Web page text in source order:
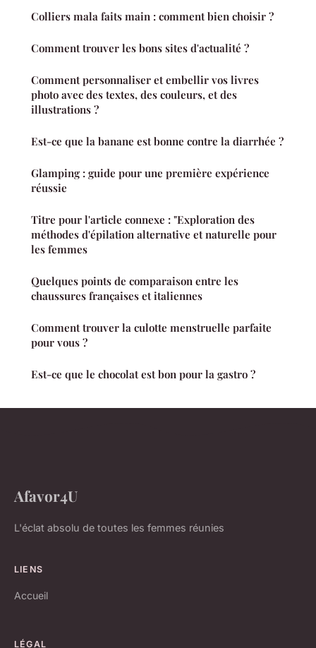
Colliers mala faits main : comment bien choisir ?
Comment trouver les bons sites d'actualité ?
Comment personnaliser et embellir vos livres
photo avec des textes, des couleurs, et des
illustrations ?
Est-ce que la banane est bonne contre la diarrhée ?
Glamping : guide pour une première expérience
réussie
Titre pour l'article connexe : "Exploration des
méthodes d'épilation alternative et naturelle pour
les femmes
Quelques points de comparaison entre les
chaussures françaises et italiennes
Comment trouver la culotte menstruelle parfaite
pour vous ?
Est-ce que le chocolat est bon pour la gastro ?
Afavor4U
L'éclat absolu de toutes les femmes réunies
LIENS
Accueil
LÉGAL